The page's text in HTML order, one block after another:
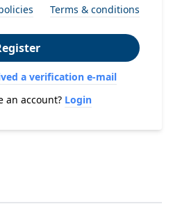
Terms & conditions
a verification e-mail
an account? Login